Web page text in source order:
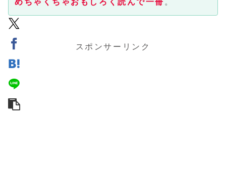
めちゃくちゃおもしろく読んで一冊 。
スポンサーリンク